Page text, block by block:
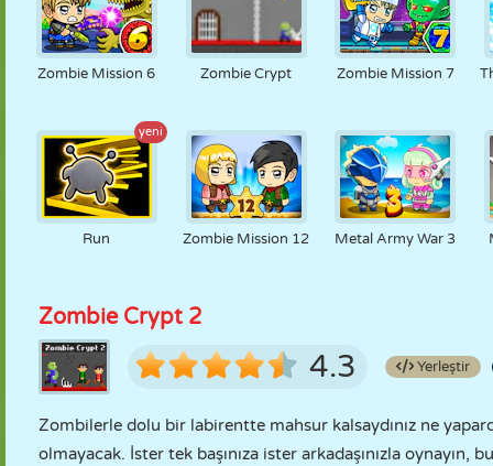
Zombie Mission 6 Zombie Crypt Zombie Mission 7
yeni
Run Zombie Mission 12 Metal Army War 3
Zombie Crypt 2
4.3 Yerleştir
Zombilerle dolu bir labirentte mahsur kalsaydınız ne
olmayacak. İster tek başınıza ister arkadaşınızla oynayın,